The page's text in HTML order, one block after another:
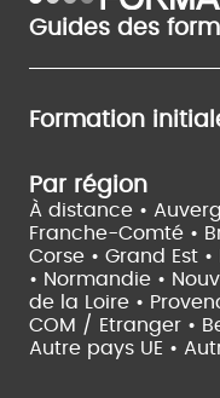
Guides des
Formation
Par région
À distance •
Franche-Comté •
Corse • Grand Est •
• Normandie •
de la Loire •
COM / Etranger •
Autre pays UE •